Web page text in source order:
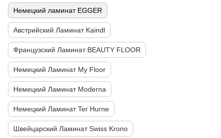
Немецкий ламинат EGGER
Австрийский Ламинат Kaindl
Французcкий Ламинат BEAUTY FLOOR
Немецкий Ламинат My Floor
Немецкий Ламинат Moderna
Немецкий Ламинат Ter Hurne
Швейцарский Ламинат Swiss Krono